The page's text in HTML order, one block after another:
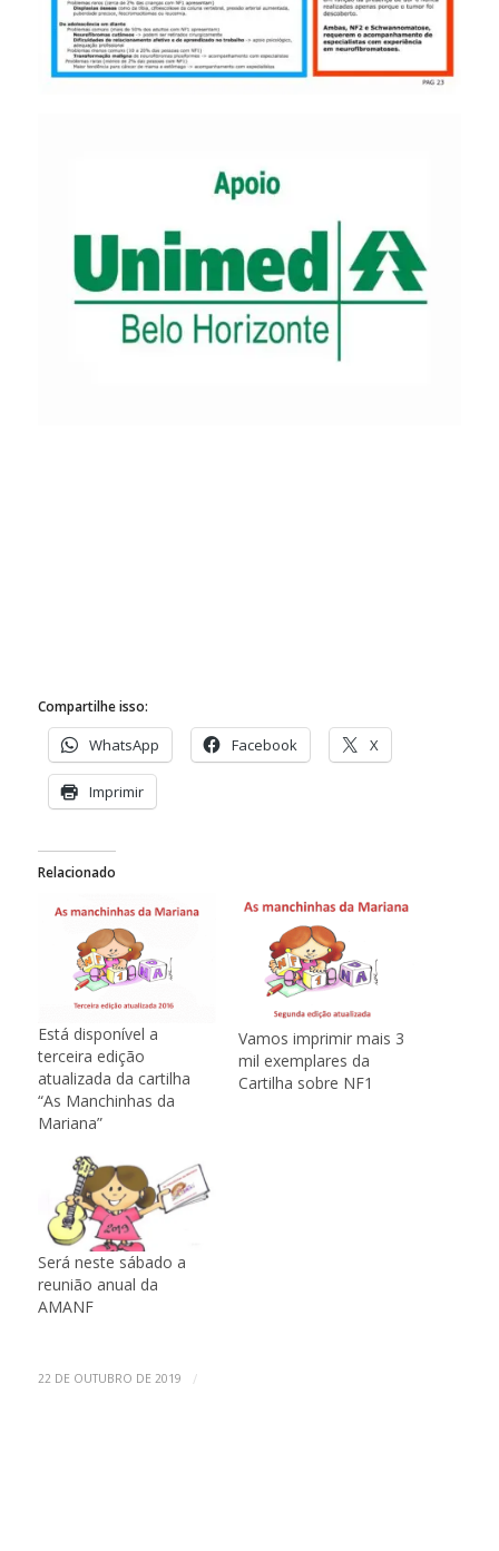
Compartilhe isso:
WhatsApp Facebook X
Imprimir
Relacionado
Está disponível a
terceira edição
atualizada da cartilha
“As Manchinhas da
Mariana”
Vamos imprimir mais 3
mil exemplares da
Cartilha sobre NF1
Será neste sábado a
reunião anual da
AMANF
22 DE OUTUBRO DE 2019 /